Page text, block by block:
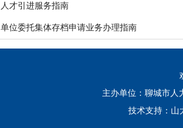
人才引进服务指南
单位委托集体存档申请业务办理指南
主办单位：聊城市人力资
技术支持：山